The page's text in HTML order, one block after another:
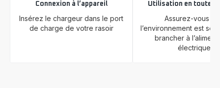
Connexion à l’appareil
Insérez le chargeur dans le port
de charge de votre rasoir
Utilisation en toute
Assurez-vous
l’environnement est
brancher à
électrique